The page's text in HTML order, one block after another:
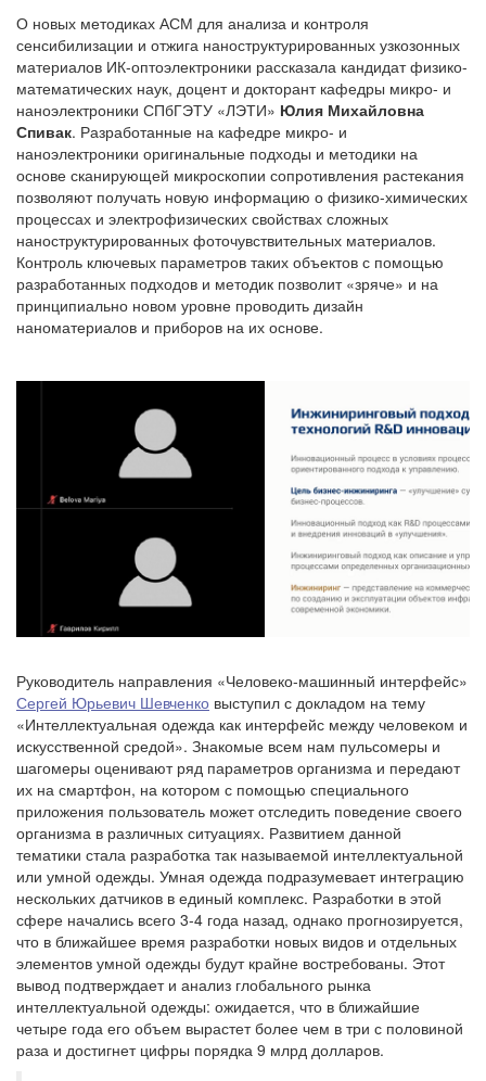
О новых методиках АСМ для анализа и контроля
сенсибилизации и отжига наноструктурированных узкозонных
материалов ИК-оптоэлектроники рассказала кандидат физико-
математических наук, доцент и докторант кафедры микро- и
наноэлектроники СПбГЭТУ «ЛЭТИ» Юлия Михайловна
Спивак. Разработанные на кафедре микро- и
наноэлектроники оригинальные подходы и методики на
основе сканирующей микроскопии сопротивления растекания
позволяют получать новую информацию о физико-химических
процессах и электрофизических свойствах сложных
наноструктурированных фоточувствительных материалов.
Контроль ключевых параметров таких объектов с помощью
разработанных подходов и методик позволит «зряче» и на
принципиально новом уровне проводить дизайн
наноматериалов и приборов на их основе.
Руководитель направления «Человеко-машинный интерфейс»
Сергей Юрьевич Шевченко выступил с докладом на тему
«Интеллектуальная одежда как интерфейс между человеком и
искусственной средой». Знакомые всем нам пульсомеры и
шагомеры оценивают ряд параметров организма и передают
их на смартфон, на котором с помощью специального
приложения пользователь может отследить поведение своего
организма в различных ситуациях. Развитием данной
тематики стала разработка так называемой интеллектуальной
или умной одежды. Умная одежда подразумевает интеграцию
нескольких датчиков в единый комплекс. Разработки в этой
сфере начались всего 3-4 года назад, однако прогнозируется,
что в ближайшее время разработки новых видов и отдельных
элементов умной одежды будут крайне востребованы. Этот
вывод подтверждает и анализ глобального рынка
интеллектуальной одежды: ожидается, что в ближайшие
четыре года его объем вырастет более чем в три с половиной
раза и достигнет цифры порядка 9 млрд долларов.